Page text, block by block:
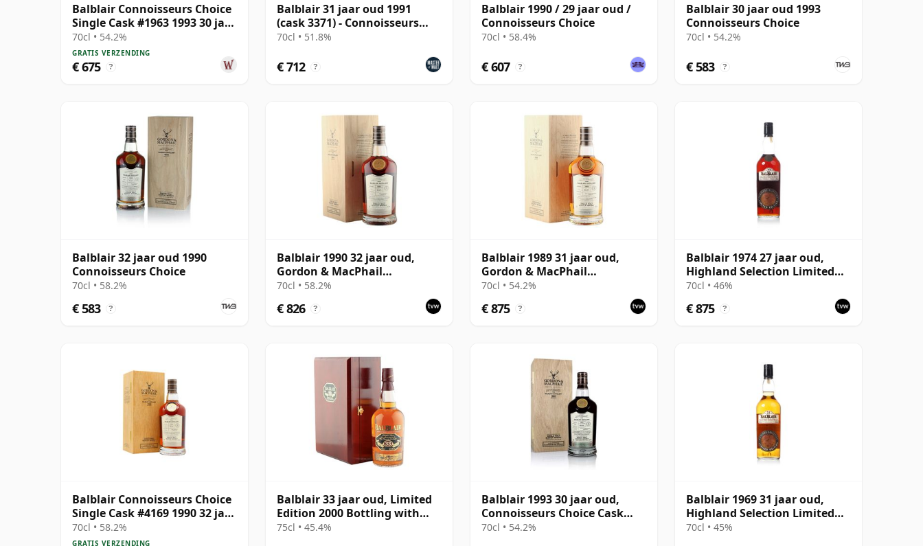
Balblair Connoisseurs Choice
Single Cask #1963 1993 30 jaar
oud
70cl • 54.2%
GRATIS VERZENDING
€ 675 ?
Balblair 31 jaar oud 1991
(cask 3371) - Connoisseurs
Choice
70cl • 51.8%
€ 712 ?
Balblair 1990 / 29 jaar oud /
Connoisseurs Choice
70cl • 58.4%
€ 607 ?
Balblair 30 jaar oud 1993
Connoisseurs Choice
70cl • 54.2%
€ 583 ?
Balblair 32 jaar oud 1990
Connoisseurs Choice
70cl • 58.2%
€ 583 ?
Balblair 1990 32 jaar oud,
Gordon & MacPhail
Connoisseurs Choice - Cask
70cl • 58.2%
€ 826 ?
Balblair 1989 31 jaar oud,
Gordon & MacPhail
Connoisseurs Choice - Cask
70cl • 54.2%
€ 875 ?
Balblair 1974 27 jaar oud,
Highland Selection Limited
Edition 2001 Bottling
70cl • 46%
€ 875 ?
Balblair Connoisseurs Choice
Single Cask #4169 1990 32 jaar
oud
70cl • 58.2%
GRATIS VERZENDING
Balblair 33 jaar oud, Limited
Edition 2000 Bottling with
Gift Presentation Set
75cl • 45.4%
Balblair 1993 30 jaar oud,
Connoisseurs Choice Cask
#1963
70cl • 54.2%
Balblair 1969 31 jaar oud,
Highland Selection Limited
Edition 2000 Bottling
70cl • 45%